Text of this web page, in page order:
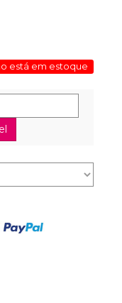
está em estoque